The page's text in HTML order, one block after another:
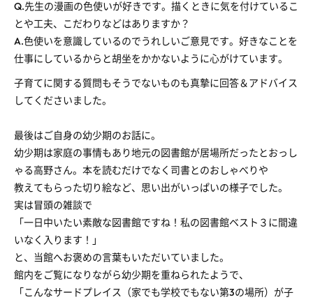
Q.先生の漫画の色使いが好きです。描くときに気を付けているこ
とや工夫、こだわりなどはありますか？
A.色使いを意識しているのでうれしいご意見です。好きなことを
仕事にしているからと胡坐をかかないように心がけています。
子育てに関する質問もそうでないものも真摯に回答＆アドバイス
してくださいました。
最後はご自身の幼少期のお話に。
幼少期は家庭の事情もあり地元の図書館が居場所だったとおっし
ゃる高野さん。本を読むだけでなく司書とのおしゃべりや
教えてもらった切り絵など、思い出がいっぱいの様子でした。
実は冒頭の雑談で
「一日中いたい素敵な図書館ですね！私の図書館ベスト３に間違
いなく入ります！」
と、当館へお褒めの言葉もいただいていました。
館内をご覧になりながら幼少期を重ねられたようで、
「こんなサードプレイス（家でも学校でもない第3の場所）が子